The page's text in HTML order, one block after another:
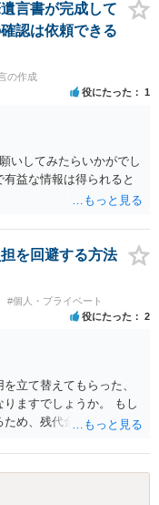
言書が完成して
認は依頼できる
の作成
役にたった 1
いしてみたらいかがでし
益な情報は得られると
を回避する方法
#個人・プライベート
役にたった 2
立て替えてもらった、
ますでしょうか。 もし
め、残代金を捻出して
で全ての債務を負うこと
しい案件であり、公開の
われますので、資料等